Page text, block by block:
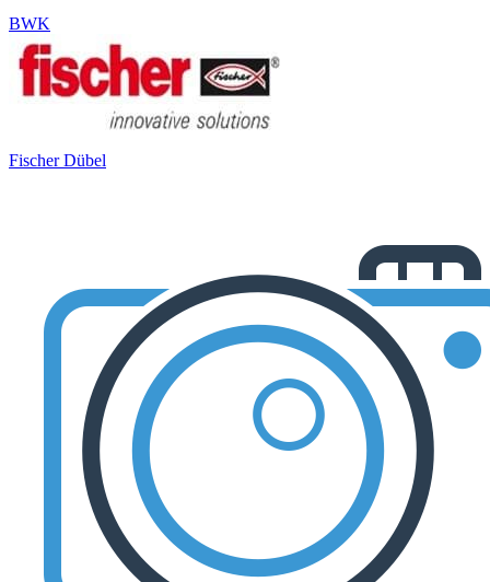
BWK
Fischer Dübel